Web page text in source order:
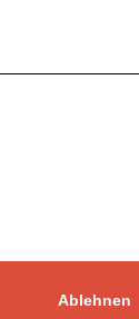
Ablehnen